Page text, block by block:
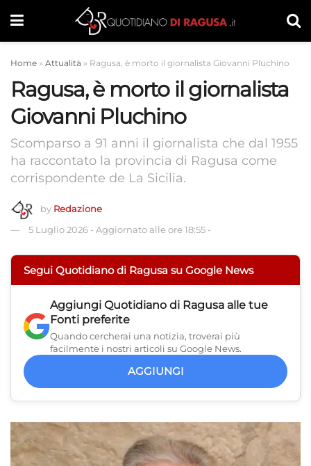
Home » Attualità » Ragusa, è morto il giornalista Giovanni Pluchino
Ragusa, è morto il giornalista
Giovanni Pluchino
Scomparso a 91 anni il giornalista che dal 1955
ha raccontato la provincia di Ragusa come
corrispondente de La Sicilia.
by Redazione
5 Luglio 2026 - Aggiornato alle ore 18:55 -
Segui Quotidiano di Ragusa su Google News
Aggiungi Quotidiano di Ragusa alle tue
Fonti preferite
Quando cercherai una notizia, troverai più
facilmente i nostri articoli su Google News.
AGGIUNGI